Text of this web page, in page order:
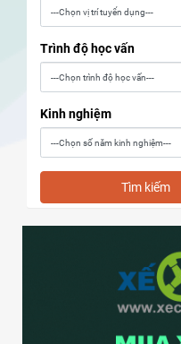
Trình độ học vấn
Kinh nghiệm